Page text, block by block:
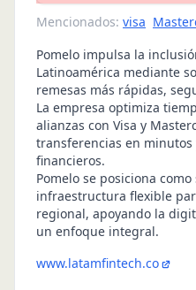
Mencionados: visa
Pomelo impulsa la
Latinoamérica mediante
remesas más rápidas,
La empresa optimiza
alianzas con Visa y
transferencias en minutos
financieros.
Pomelo se posiciona
infraestructura flexible
regional, apoyando la
un enfoque integral.
www.latamfintech.co